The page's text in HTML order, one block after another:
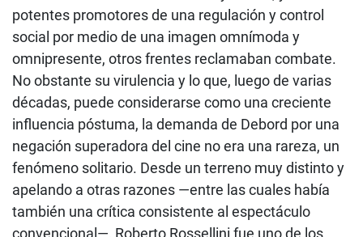
potentes promotores de una regulación y control
social por medio de una imagen omnímoda y
omnipresente, otros frentes reclamaban combate.
No obstante su virulencia y lo que, luego de varias
décadas, puede considerarse como una creciente
influencia póstuma, la demanda de Debord por una
negación superadora del cine no era una rareza, un
fenómeno solitario. Desde un terreno muy distinto y
apelando a otras razones —entre las cuales había
también una crítica consistente al espectáculo
convencional—, Roberto Rossellini fue uno de los